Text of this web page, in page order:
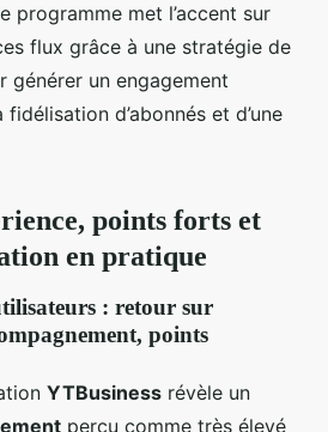
programme met l’accent sur
flux grâce à une stratégie de
générer un engagement
d’abonnés et d’une
points forts et
en pratique
: retour sur
points
YTBusiness révèle un
perçu comme très élevé